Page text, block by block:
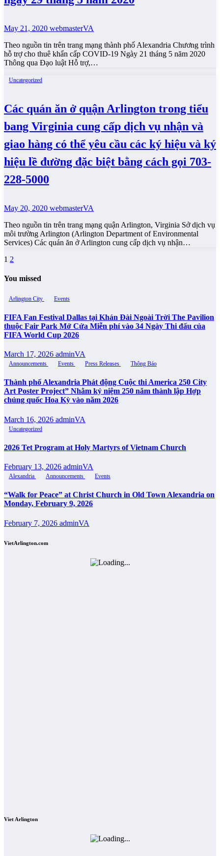
May 21, 2020 webmasterVA
Theo nguồn tin trên trang mạng thành phố Alexandria Chương trình
hỗ trợ cho thuê khẩn cấp COVID-19 Ngày 21 tháng 5 năm 2020
Thông qua Đạo luật Hỗ trợ,…
Uncategorized
Các quán ăn ở quận Arlington trong tiểu
bang Virginia cung cấp dịch vụ nhận và
giao hàng có thể yêu cầu các ký hiệu và ký
hiệu lề đường đặc biệt bằng cách gọi 703-
228-5000
May 20, 2020 webmasterVA
Theo nguồn tin trên trang mạng quận Arlington, Virginia Sở dịch vụ
môi trường Arlington (Arlington Department of Environmental
Services) Các quán ăn ở Arlington cung cấp dịch vụ nhận…
Posts
pagination
1 2
You missed
Arlington City Events
FIFA Fan Festival Dallas tại Khán Đài Ngoài Trời The Pavilion
thuộc Fair Park Mở Cửa Miễn phí vào 34 Ngày Thi đấu của
FIFA World Cup 2026
March 17, 2026 adminVA
Announcements Events Press Releases Thông Báo
Thành phố Alexandria Phát động Cuộc thi America 250 City
Art Poster Project” Nhằm kỷ niệm 250 năm thành lập Hợp
chủng quốc Hoa Kỳ vào năm 2026
March 16, 2026 adminVA
Uncategorized
2026 Tet Program at Holy Martyrs of Vietnam Church
February 13, 2026 adminVA
Alexandria Announcements Events
“Walk for Peace” at Christ Church in Old Town Alexandria on
Monday, February 9, 2026
February 7, 2026 adminVA
VietArlington.com
Viet Arlington